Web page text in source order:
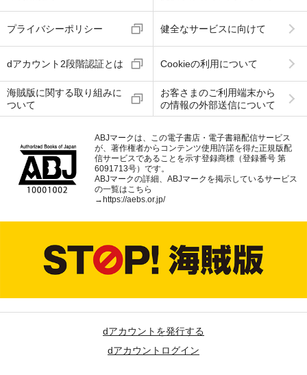
プライバシーポリシー 健全なサービスに向けて
dアカウント2段階認証とは Cookieの利用について
海賊版に関する取り組みに
ついて
お客さまのご利用端末から
の情報の外部送信について
ABJマークは、この電子書店・電子書籍配信サービス
が、著作権者からコンテンツ使用許諾を得た正規版配
信サービスであることを示す登録商標（登録番号 第
6091713号）です。
ABJマークの詳細、ABJマークを掲示しているサービス
の一覧はこちら
→https://aebs.or.jp/
dアカウントを発行する
dアカウントログイン